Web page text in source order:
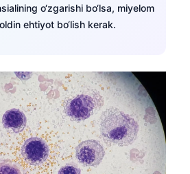
o‘zgarishi bo‘lsa, miyelom
ehtiyot bo‘lish kerak.